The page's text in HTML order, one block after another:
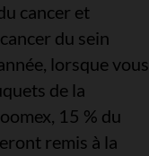
cancer et
du sein
lorsque vous
de la
15 % du
remis à la